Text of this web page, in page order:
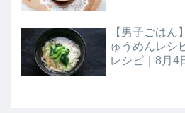
【男子ごはん
ゅうめんレシ
レシピ｜8月4